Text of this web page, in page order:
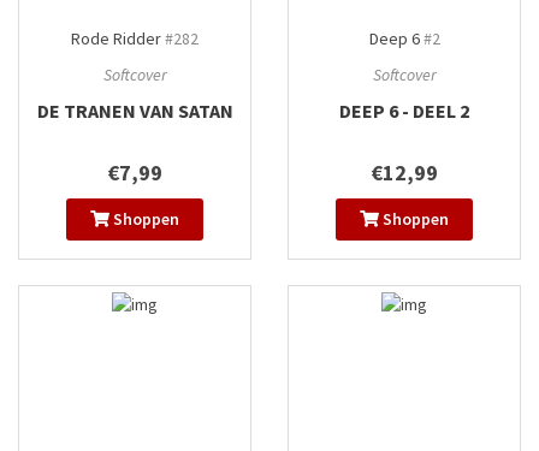
Rode Ridder#282
Softcover
DE TRANEN VAN SATAN
€7,99
Shoppen
Deep 6#2
Softcover
DEEP 6 - DEEL 2
€12,99
Shoppen